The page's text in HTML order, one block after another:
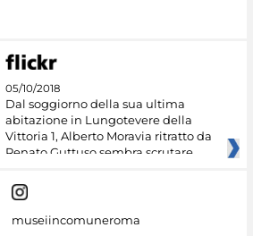
05/10/2018
Dal soggiorno della sua ultima
abitazione in Lungotevere della
Vittoria 1, Alberto Moravia ritratto da
Renato Guttuso sembra scrutare
museiincomuneroma